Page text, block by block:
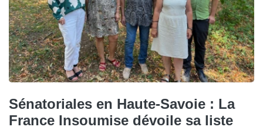
Sénatoriales en Haute-Savoie : La
France Insoumise dévoile sa liste